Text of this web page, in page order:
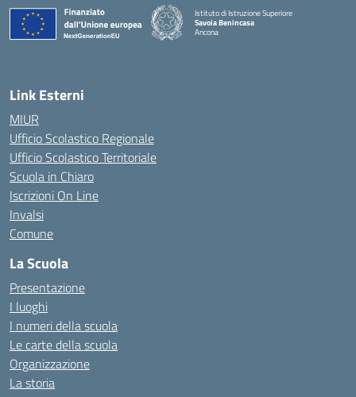
Istituto di Istruzione Superiore
Savoia Benincasa
Ancona
Link Esterni
MIUR
Ufficio Scolastico Regionale
Ufficio Scolastico Territoriale
Scuola in Chiaro
Iscrizioni On Line
Invalsi
Comune
La Scuola
Presentazione
I luoghi
I numeri della scuola
Le carte della scuola
Organizzazione
La storia